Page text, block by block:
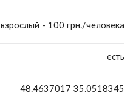
взрослый - 100 грн./человека
есть
48.4637017 35.0518345